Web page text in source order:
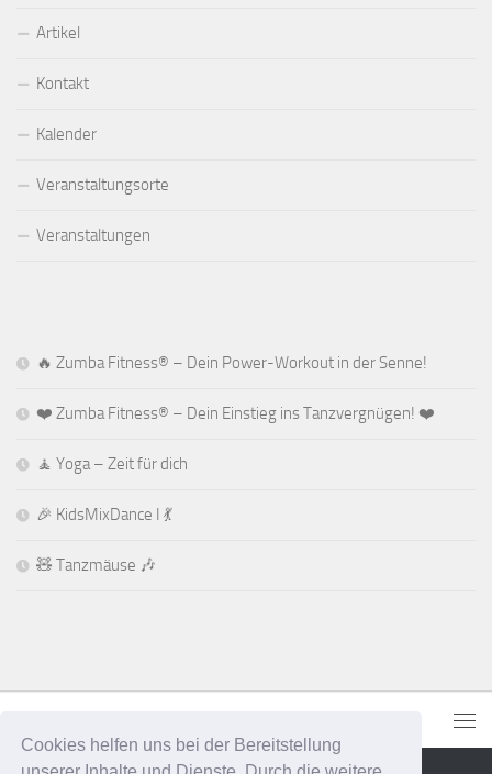
Cookies helfen uns bei der Bereitstellung
Artikel
Kontakt
Kalender
Veranstaltungsorte
Veranstaltungen
🔥 Zumba Fitness® – Dein Power-Workout in der Senne!
❤️ Zumba Fitness® – Dein Einstieg ins Tanzvergnügen! ❤️
🧘 Yoga – Zeit für dich
🎉 KidsMixDance I 💃
🧸 Tanzmäuse 🎶